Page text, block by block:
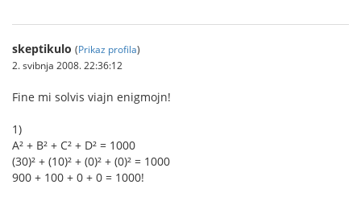
skeptikulo (Prikaz profila)
2. svibnja 2008. 22:36:12
Fine mi solvis viajn enigmojn!
1)
A² + B² + C² + D² = 1000
(30)² + (10)² + (0)² + (0)² = 1000
900 + 100 + 0 + 0 = 1000!